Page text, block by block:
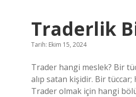
Traderlik
Tarih: Ekim 15, 2024
Trader hangi meslek? Bir
alıp satan kişidir. Bir
Trader olmak için hangi